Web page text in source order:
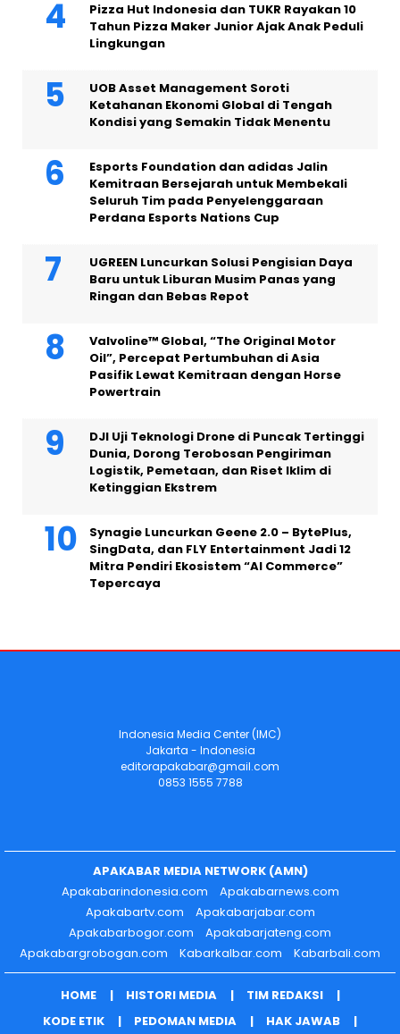
Pizza Hut Indonesia dan TUKR Rayakan 10
Tahun Pizza Maker Junior Ajak Anak Peduli
Lingkungan
UOB Asset Management Soroti
Ketahanan Ekonomi Global di Tengah
Kondisi yang Semakin Tidak Menentu
Esports Foundation dan adidas Jalin
Kemitraan Bersejarah untuk Membekali
Seluruh Tim pada Penyelenggaraan
Perdana Esports Nations Cup
UGREEN Luncurkan Solusi Pengisian Daya
Baru untuk Liburan Musim Panas yang
Ringan dan Bebas Repot
Valvoline™ Global, “The Original Motor
Oil”, Percepat Pertumbuhan di Asia
Pasifik Lewat Kemitraan dengan Horse
Powertrain
DJI Uji Teknologi Drone di Puncak Tertinggi
Dunia, Dorong Terobosan Pengiriman
Logistik, Pemetaan, dan Riset Iklim di
Ketinggian Ekstrem
Synagie Luncurkan Geene 2.0 – BytePlus,
SingData, dan FLY Entertainment Jadi 12
Mitra Pendiri Ekosistem “AI Commerce”
Tepercaya
Indonesia Media Center (IMC)
Jakarta - Indonesia
editorapakabar@gmail.com
0853 1555 7788
APAKABAR MEDIA NETWORK (AMN)
Apakabarindonesia.com
Apakabarnews.com
Apakabartv.com
Apakabarjabar.com
Apakabarbogor.com
Apakabarjateng.com
Apakabargrobogan.com
Kabarkalbar.com Kabarbali.com
HOME HISTORI MEDIA
TIM REDAKSI
KODE ETIK
PEDOMAN MEDIA HAK JAWAB